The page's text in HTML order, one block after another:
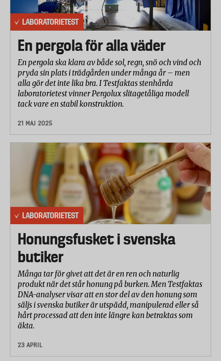
LABORATORIETEST
En pergola för alla väder
En pergola ska klara av både sol, regn, snö och vind och
pryda sin plats i trädgården under många år – men
alla gör det inte lika bra. I Testfaktas stenhårda
laboratorietest vinner Pergolux slitagetåliga modell
tack vare en stabil konstruktion.
21 MAJ 2025
LABORATORIETEST
Honungsfusket i svenska
butiker
Många tar för givet att det är en ren och naturlig
produkt när det står honung på burken. Men Testfaktas
DNA-analyser visar att en stor del av den honung som
säljs i svenska butiker är utspädd, manipulerad eller så
hårt processad att den inte längre kan betraktas som
äkta.
23 APRIL